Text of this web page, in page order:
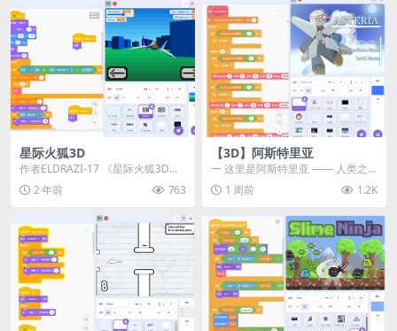
星际火狐3D
作者ELDRAZI-17 《星际火狐3D》
是一款激动人心的3D飞行游戏。玩
家将驾...
2 年前 763
【3D】阿斯特里亚
ー 这里是阿斯特里亚 —— 人类之
罪与未来希望交汇之地 📖 游戏简
介 《阿斯特里...
1 周前 1.2K